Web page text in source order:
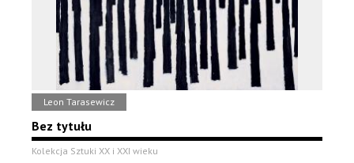
Leon Tarasewicz
Bez tytułu
Kolekcja Sztuki XX i XXI wieku